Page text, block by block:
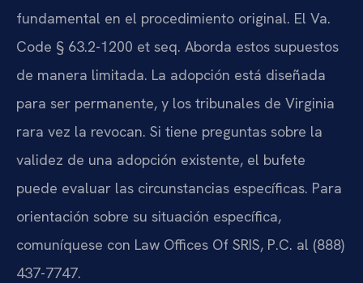
fundamental en el procedimiento original. El Va.
Code § 63.2-1200 et seq. Aborda estos supuestos
de manera limitada. La adopción está diseñada
para ser permanente, y los tribunales de Virginia
rara vez la revocan. Si tiene preguntas sobre la
validez de una adopción existente, el bufete
puede evaluar las circunstancias específicas. Para
orientación sobre su situación específica,
comuníquese con Law Offices Of SRIS, P.C. al (888)
437-7747.